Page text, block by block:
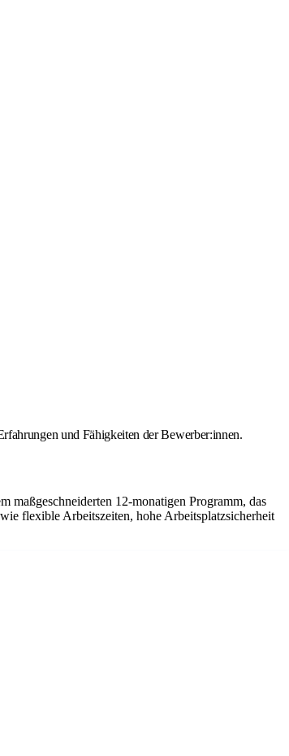
und Fähigkeiten der Bewerber:innen.
12-monatigen Programm, das
flexible Arbeitszeiten, hohe Arbeitsplatzsicherheit